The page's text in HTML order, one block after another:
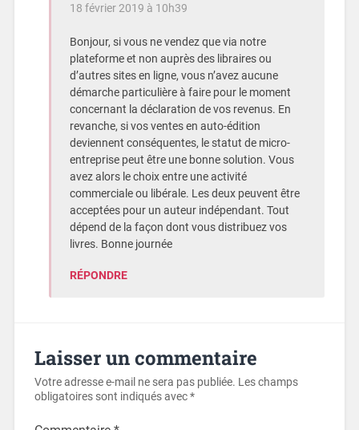
18 février 2019 à 10h39
Bonjour, si vous ne vendez que via notre
plateforme et non auprès des libraires ou
d’autres sites en ligne, vous n’avez aucune
démarche particulière à faire pour le moment
concernant la déclaration de vos revenus. En
revanche, si vos ventes en auto-édition
deviennent conséquentes, le statut de micro-
entreprise peut être une bonne solution. Vous
avez alors le choix entre une activité
commerciale ou libérale. Les deux peuvent être
acceptées pour un auteur indépendant. Tout
dépend de la façon dont vous distribuez vos
livres. Bonne journée
RÉPONDRE
Laisser un commentaire
Votre adresse e-mail ne sera pas publiée. Les champs
obligatoires sont indiqués avec*